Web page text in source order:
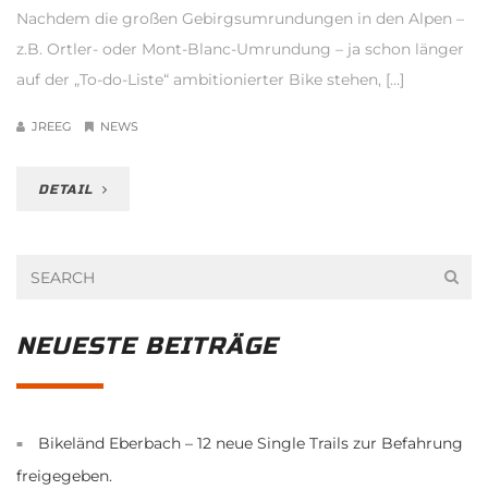
Nachdem die großen Gebirgsumrundungen in den Alpen –
z.B. Ortler- oder Mont-Blanc-Umrundung – ja schon länger
auf der „To-do-Liste“ ambitionierter Bike stehen, […]
JREEG NEWS
DETAIL
NEUESTE BEITRÄGE
Bikeländ Eberbach – 12 neue Single Trails zur Befahrung
freigegeben.